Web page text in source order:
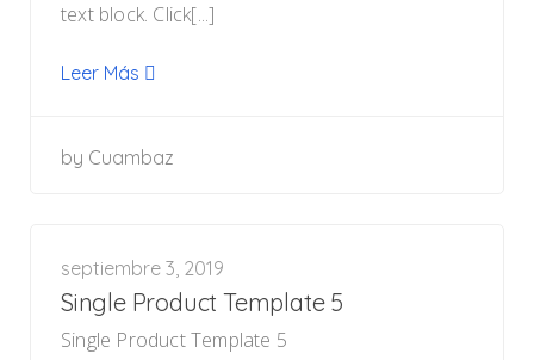
text block. Click[...]
Leer Más
by Cuambaz
septiembre 3, 2019
Single Product Template 5
Single Product Template 5